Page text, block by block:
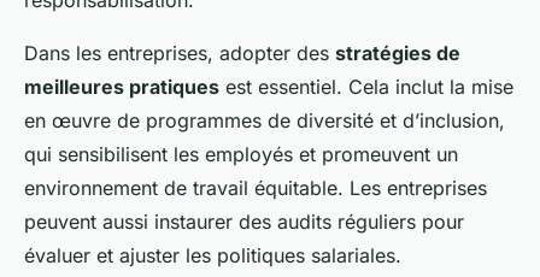
Dans les entreprises, adopter des stratégies de
meilleures pratiques est essentiel. Cela inclut la mise
en œuvre de programmes de diversité et d’inclusion,
qui sensibilisent les employés et promeuvent un
environnement de travail équitable. Les entreprises
peuvent aussi instaurer des audits réguliers pour
évaluer et ajuster les politiques salariales.